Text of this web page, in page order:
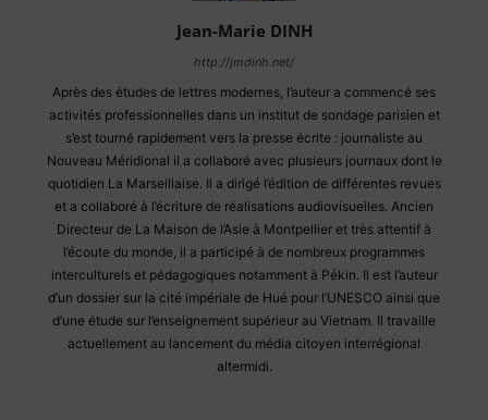
Jean-Marie DINH
http://jmdinh.net/
Après des études de lettres modernes, l’auteur a commencé ses
activités professionnelles dans un institut de sondage parisien et
s’est tourné rapidement vers la presse écrite : journaliste au
Nouveau Méridional il a collaboré avec plusieurs journaux dont le
quotidien La Marseillaise. Il a dirigé l’édition de différentes revues
et a collaboré à l’écriture de réalisations audiovisuelles. Ancien
Directeur de La Maison de l’Asie à Montpellier et très attentif à
l’écoute du monde, il a participé à de nombreux programmes
interculturels et pédagogiques notamment à Pékin. Il est l’auteur
d’un dossier sur la cité impériale de Hué pour l’UNESCO ainsi que
d’une étude sur l’enseignement supérieur au Vietnam. Il travaille
actuellement au lancement du média citoyen interrégional
altermidi.